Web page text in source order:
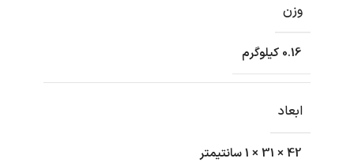
وزن
0.16 کیلوگرم
ابعاد
42 × 31 × 1 سانتیمتر